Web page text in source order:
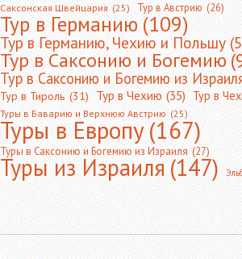
Саксонская Швейцария (25) Тур в Австрию (26)
Тур в Германию(109)
Тур в Германию, Чехию и Польшу
Тур в Саксонию и Богемию
Тур в Саксонию и Богемию из
Тур в Тироль (31) Тур в Чехию (35) Тур в
Туры в Баварию и Верхнюю Австрию (25)
Туры в Европу(167)
Туры в Саксонию и Богемию из Израиля (27)
Туры из Израиля(147)